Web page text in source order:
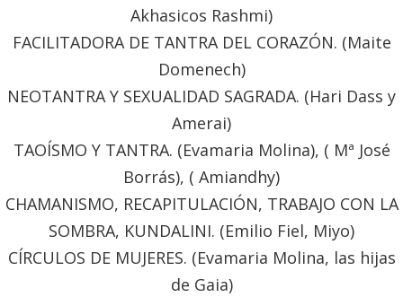
Akhasicos Rashmi)
FACILITADORA DE TANTRA DEL CORAZÓN. (Maite
Domenech)
NEOTANTRA Y SEXUALIDAD SAGRADA. (Hari Dass y
Amerai)
TAOÍSMO Y TANTRA. (Evamaria Molina), ( Mª José
Borrás), ( Amiandhy)
CHAMANISMO, RECAPITULACIÓN, TRABAJO CON LA
SOMBRA, KUNDALINI. (Emilio Fiel, Miyo)
CÍRCULOS DE MUJERES. (Evamaria Molina, las hijas
de Gaia)